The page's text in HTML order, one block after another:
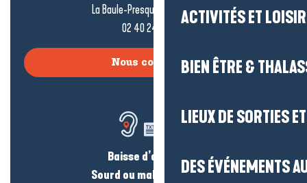
ACTIVITÉS ET
BIEN ÊTRE &
LIEUX DE SORTIES
DES ÉVÉNEMENTS
La Baule-Presqu’île de Guérande
02 40 24 34 44
Nous contacter
Baisse d’audition ?
Sourd ou malentendant ?